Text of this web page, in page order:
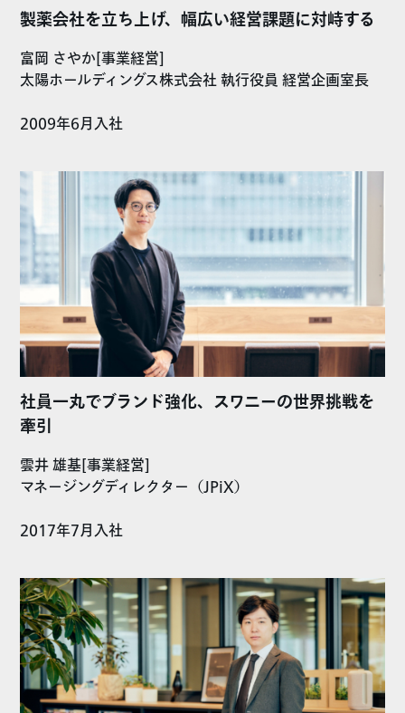
製薬会社を立ち上げ、幅広い経営課題に対峙する
富岡 さやか[事業経営]
太陽ホールディングス株式会社 執行役員 経営企画室長
2009年6月入社
社員一丸でブランド強化、スワニーの世界挑戦を
牽引
雲井 雄基[事業経営]
マネージングディレクター（JPiX）
2017年7月入社